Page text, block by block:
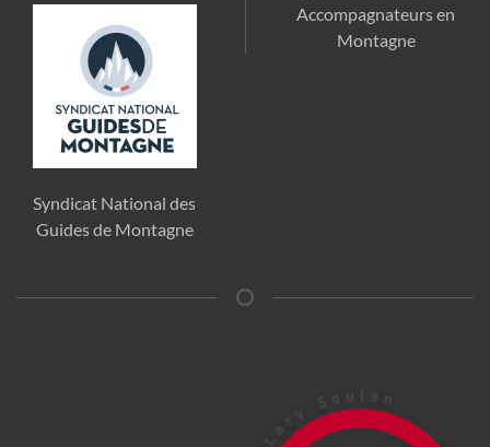
Accompagnateurs en
Montagne
Syndicat National des
Guides de Montagne